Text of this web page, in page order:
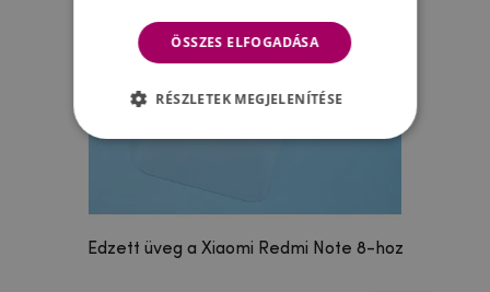
Edzett üveg a Xiaomi Redmi Note 8-hoz
ÖSSZES ELFOGADÁSA
RÉSZLETEK MEGJELENÍTÉSE